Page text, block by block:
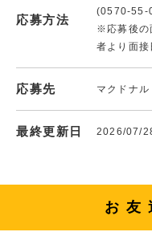
応募方法
(0570-55-
※応募後の
者より面接
応募先 マクドナル
最終更新日 2026/07/
お友